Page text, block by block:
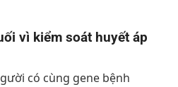
vì kiểm soát huyết áp
có cùng gene bệnh